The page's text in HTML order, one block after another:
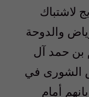
لاشتباك
والدوحة
بن حمد آل
الشورى في
أمام